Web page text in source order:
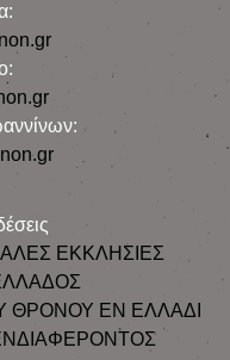
ΕΚΚΛΗΣΙΕΣ
ΘΡΟΝΟΥ ΕΝ ΕΛΛΑΔΙ